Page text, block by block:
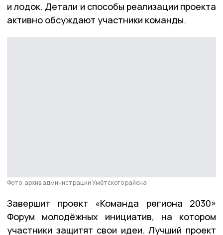
и лодок. Детали и способы реализации проекта
активно обсуждают участники команды.
Фото: архив администрации Умётского района
Завершит проект «Команда региона 2030»
Форум молодёжных инициатив, на котором
участники защитят свои идеи. Лучший проект